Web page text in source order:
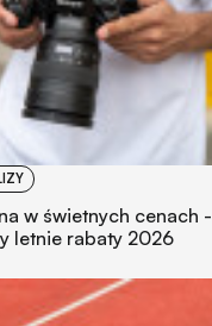
w świetnych cenach -
letnie rabaty 2026